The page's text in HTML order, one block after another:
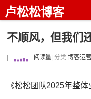
卢松松博客
不顺风，但我们
阅读量 | 分类:博客运营
《松松团队2025年整体